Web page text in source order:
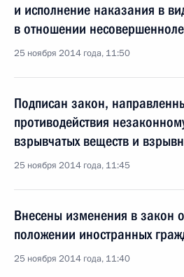
и исполнение наказания в
в отношении
25 ноября 2014 года, 11:50
Подписан закон,
противодействия
взрывчатых веществ и
25 ноября 2014 года, 11:45
Внесены изменения в закон
положении иностранных
25 ноября 2014 года, 11:40